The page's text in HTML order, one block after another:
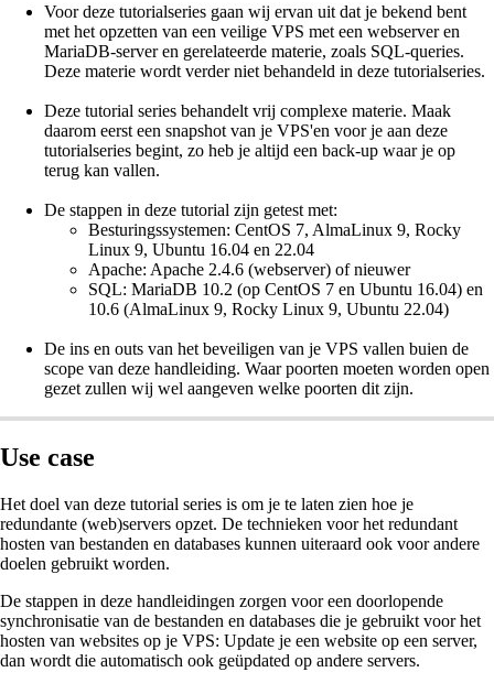
Voor deze tutorialseries gaan wij ervan uit dat je bekend bent
met het opzetten van een veilige VPS met een webserver en
MariaDB-server en gerelateerde materie, zoals SQL-queries.
Deze materie wordt verder niet behandeld in deze tutorialseries.
Deze tutorial series behandelt vrij complexe materie. Maak
daarom eerst een snapshot van je VPS'en voor je aan deze
tutorialseries begint, zo heb je altijd een back-up waar je op
terug kan vallen.
De stappen in deze tutorial zijn getest met:
Besturingssystemen: CentOS 7, AlmaLinux 9, Rocky
Linux 9, Ubuntu 16.04 en 22.04
Apache: Apache 2.4.6 (webserver) of nieuwer
SQL: MariaDB 10.2 (op CentOS 7 en Ubuntu 16.04) en
10.6 (AlmaLinux 9, Rocky Linux 9, Ubuntu 22.04)
De ins en outs van het beveiligen van je VPS vallen buien de
scope van deze handleiding. Waar poorten moeten worden open
gezet zullen wij wel aangeven welke poorten dit zijn.
Use case
Het doel van deze tutorial series is om je te laten zien hoe je
redundante (web)servers opzet. De technieken voor het redundant
hosten van bestanden en databases kunnen uiteraard ook voor andere
doelen gebruikt worden.
De stappen in deze handleidingen zorgen voor een doorlopende
synchronisatie van de bestanden en databases die je gebruikt voor het
hosten van websites op je VPS: Update je een website op een server,
dan wordt die automatisch ook geüpdated op andere servers.